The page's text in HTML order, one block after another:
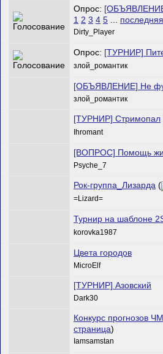
Опрос:
1 2 3 4 5
Dirty_Player
Опрос: [ТУРНИР]
злой_романтик
[ОБЪЯВЛЕНИЕ] Не
злой_романтик
[ТУРНИР] Стримопал
Ihromant
[ВОПРОС] Помощь
Psyche_7
Рок-группа_Лизарда (
=Lizard=
Турнир на шаблоне
korovka1987
Цвета городов
MicroElf
[ТУРНИР] Азовский
Dark30
Конкурс прогнозов
страница)
Iamsamstan